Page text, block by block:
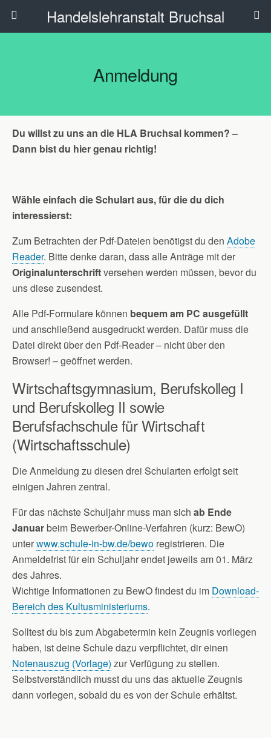
Handelslehranstalt Bruchsal
Anmeldung
Du willst zu uns an die HLA Bruchsal kommen? –
Dann bist du hier genau richtig!
Wähle einfach die Schulart aus, für die du dich
interessierst:
Zum Betrachten der Pdf-Dateien benötigst du den Adobe
Reader. Bitte denke daran, dass alle Anträge mit der
Originalunterschriftversehen werden müssen, bevor du
uns diese zusendest.
Alle Pdf-Formulare können bequem am PC ausgefüllt
und anschließend ausgedruckt werden. Dafür muss die
Datei direkt über den Pdf-Reader – nicht über den
Browser! – geöffnet werden.
Wirtschaftsgymnasium, Berufskolleg I
und Berufskolleg II sowie
Berufsfachschule für Wirtschaft
(Wirtschaftsschule)
Die Anmeldung zu diesen drei Schularten erfolgt seit
einigen Jahren zentral.
Für das nächste Schuljahr muss man sich ab Ende
Januarbeim Bewerber-Online-Verfahren (kurz: BewO)
unterwww.schule-in-bw.de/bewo registrieren. Die
Anmeldefrist für ein Schuljahr endet jeweils am 01. März
des Jahres.
Wichtige Informationen zu BewO findest du im Download-
Bereich des Kultusministeriums.
Solltest du bis zum Abgabetermin kein Zeugnis vorliegen
haben, ist deine Schule dazu verpflichtet, dir einen
Notenauszug (Vorlage) zur Verfügung zu stellen.
Selbstverständlich musst du uns das aktuelle Zeugnis
dann vorlegen, sobald du es von der Schule erhältst.